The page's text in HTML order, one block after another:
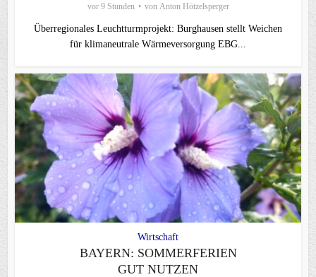
vor 9 Stunden von Anton Hötzelsperger
Überregionales Leuchtturmprojekt: Burghausen stellt Weichen
für klimaneutrale Wärmeversorgung EBG...
Wirtschaft
BAYERN: SOMMERFERIEN
GUT NUTZEN